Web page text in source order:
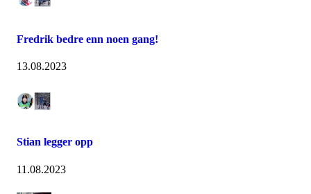
Fredrik bedre enn noen gang!
13.08.2023
Stian legger opp
11.08.2023